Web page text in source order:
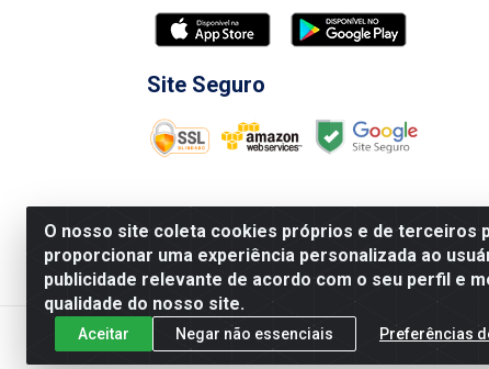
O nosso site coleta cookies próprios e de terceiros
proporcionar uma experiência personalizada ao
publicidade relevante de acordo com o seu perfil e
qualidade do nosso site.
Aceitar Negar não essenciais Preferências
Site Seguro
Nova Boni Distribuidora de Material de